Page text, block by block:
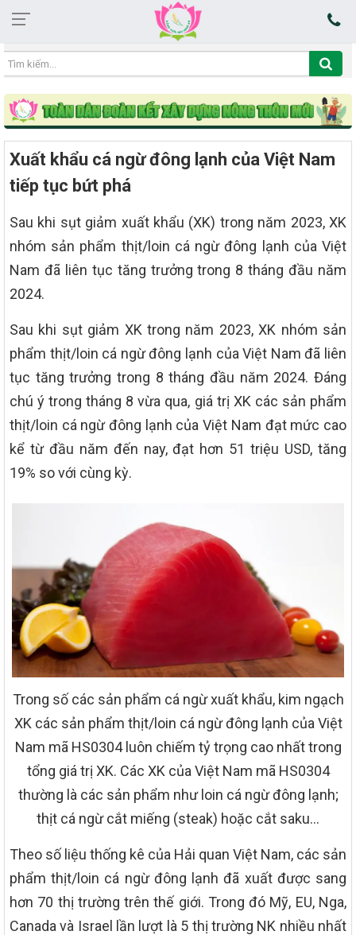
10:42:40 07/08/2026
Xuất khẩu cá ngừ đông lạnh của Việt Nam
tiếp tục bứt phá
Sau khi sụt giảm xuất khẩu (XK) trong năm 2023, XK
nhóm sản phẩm thịt/loin cá ngừ đông lạnh của Việt
Nam đã liên tục tăng trưởng trong 8 tháng đầu năm
2024.
Sau khi sụt giảm XK trong năm 2023, XK nhóm sản
phẩm thịt/loin cá ngừ đông lạnh của Việt Nam đã liên
tục tăng trưởng trong 8 tháng đầu năm 2024. Đáng
chú ý trong tháng 8 vừa qua, giá trị XK các sản phẩm
thịt/loin cá ngừ đông lạnh của Việt Nam đạt mức cao
kể từ đầu năm đến nay, đạt hơn 51 triệu USD, tăng
19% so với cùng kỳ.
Trong số các sản phẩm cá ngừ xuất khẩu, kim ngạch
XK các sản phẩm thịt/loin cá ngừ đông lạnh của Việt
Nam mã HS0304 luôn chiếm tỷ trọng cao nhất trong
tổng giá trị XK. Các XK của Việt Nam mã HS0304
thường là các sản phẩm như loin cá ngừ đông lạnh;
thịt cá ngừ cắt miếng (steak) hoặc cắt saku…
Theo số liệu thống kê của Hải quan Việt Nam, các sản
phẩm thịt/loin cá ngừ đông lạnh đã xuất được sang
hơn 70 thị trường trên thế giới. Trong đó Mỹ, EU, Nga,
Canada và Israel lần lượt là 5 thị trường NK nhiều nhất